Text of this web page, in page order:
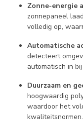
Zonne-energie
zonnepaneel
volledig op,
Automatische
detecteert
automatisch in
Duurzaam en
hoogwaardig
waardoor het
kwaliteitsnormen.